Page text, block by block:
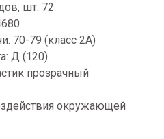
шт: 72
70-79 (класс 2A)
Д (120)
прозрачный
окружающей